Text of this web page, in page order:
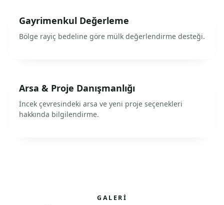
Gayrimenkul Değerleme
Bölge rayiç bedeline göre mülk değerlendirme desteği.
Arsa & Proje Danışmanlığı
İncek çevresindeki arsa ve yeni proje seçenekleri
hakkında bilgilendirme.
GALERI